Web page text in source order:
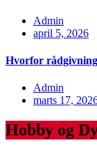
Admin
april 5, 2026
Hvorfor
Admin
marts 17,
Hobby og